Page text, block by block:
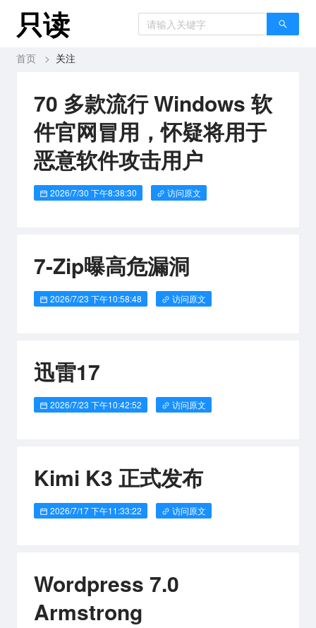
只读
首页 > 关注
70 多款流行 Windows 软
件官网冒用，怀疑将用于
恶意软件攻击用户
2026/7/30 下午8:38:30 访问原文
7-Zip曝高危漏洞
2026/7/23 下午10:58:48 访问原文
迅雷17
2026/7/23 下午10:42:52 访问原文
Kimi K3 正式发布
2026/7/17 下午11:33:22 访问原文
Wordpress 7.0
Armstrong